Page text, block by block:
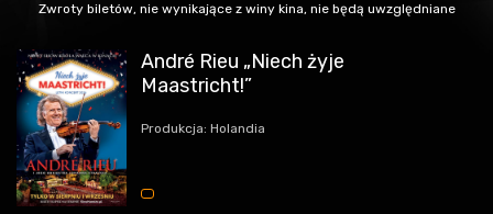
Zwroty biletów, nie wynikające z winy kina, nie będą uwzględniane
André Rieu „Niech żyje
Maastricht!”
Produkcja: Holandia